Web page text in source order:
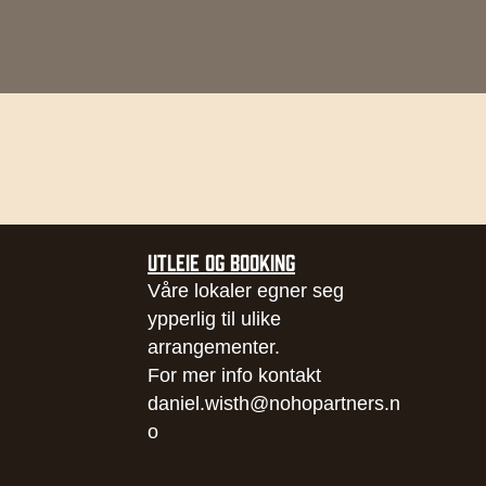
UTLEIE OG BOOKING
Våre lokaler egner seg
ypperlig til ulike
arrangementer.
For mer info kontakt
daniel.wisth@nohopartners.n
o